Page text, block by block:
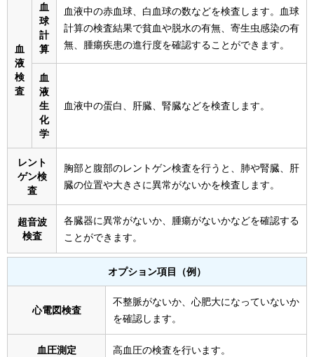
血
液
検
査
血
球
計
算
血液中の赤血球、白血球の数などを検査します。血球
計算の検査結果で貧血や脱水の有無、寄生虫感染の有
無、腫瘍疾患の進行度を確認することができます。
血
液
生
化
学
血液中の蛋白、肝臓、腎臓などを検査します。
レント
ゲン検
査
胸部と腹部のレントゲン検査を行うと、肺や腎臓、肝
臓の位置や大きさに異常がないかを検査します。
超音波
検査
各臓器に異常がないか、腫瘍がないかなどを確認する
ことができます。
オプション項目（例）
心電図検査
不整脈がないか、心肥大になっていないか
を確認します。
血圧測定 高血圧の検査を行います。